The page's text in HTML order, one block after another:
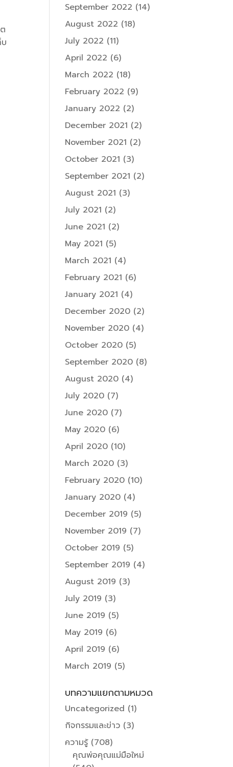
September 2022 (14)
August 2022 (18)
July 2022 (11)
April 2022 (6)
March 2022 (18)
February 2022 (9)
January 2022 (2)
December 2021 (2)
November 2021 (2)
October 2021 (3)
September 2021 (2)
August 2021 (3)
July 2021 (2)
June 2021 (2)
May 2021 (5)
March 2021 (4)
February 2021 (6)
January 2021 (4)
December 2020 (2)
November 2020 (4)
October 2020 (5)
September 2020 (8)
August 2020 (4)
July 2020 (7)
June 2020 (7)
May 2020 (6)
April 2020 (10)
March 2020 (3)
February 2020 (10)
January 2020 (4)
December 2019 (5)
November 2019 (7)
October 2019 (5)
September 2019 (4)
August 2019 (3)
July 2019 (3)
June 2019 (5)
May 2019 (6)
April 2019 (6)
March 2019 (5)
บทความแยกตามหมวด
Uncategorized (1)
กิจกรรมและข่าว (3)
ความรู้(708)
คุณพ่อคุณแม่มือใหม่